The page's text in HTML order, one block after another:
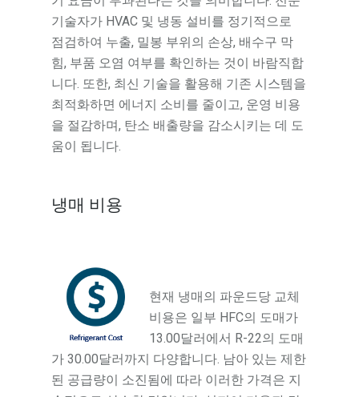
기술자가 HVAC 및 냉동 설비를 정기적으로
점검하여 누출, 밀봉 부위의 손상, 배수구 막
힘, 부품 오염 여부를 확인하는 것이 바람직합
니다. 또한, 최신 기술을 활용해 기존 시스템을
최적화하면 에너지 소비를 줄이고, 운영 비용
을 절감하며, 탄소 배출량을 감소시키는 데 도
움이 됩니다.
냉매 비용
현재 냉매의 파운드당 교체
비용은 일부 HFC의 도매가
13.00달러에서 R-22의 도매
가 30.00달러까지 다양합니다. 남아 있는 제한
된 공급량이 소진됨에 따라 이러한 가격은 지